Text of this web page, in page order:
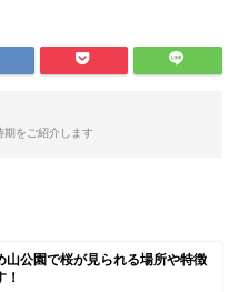
期をご紹介します
山公園で桜が見られる場所や特徴